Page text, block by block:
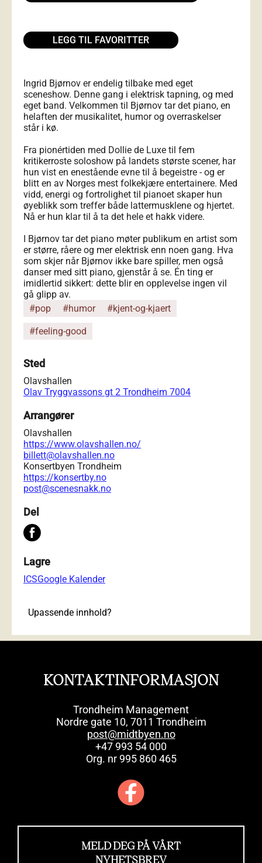
LEGG TIL FAVORITTER
Ingrid Bjørnov er endelig tilbake med eget
sceneshow. Denne gang i elektrisk tapning, og med
eget band. Velkommen til Bjørnov tar det piano, en
helaften der musikalitet, humor og overraskelser
står i kø.
Fra pionértiden med Dollie de Luxe til fem
kritikerroste soloshow på landets største scener, har
hun vist en enestående evne til å begeistre - og er
blitt en av Norges mest folkekjære entertainere. Med
vidd, energi og fortrolighet til pianoet skaper hun
øyeblikk som treffer både lattermusklene og hjertet.
Nå er hun klar til å ta det hele et hakk videre.
I Bjørnov tar det piano møter publikum en artist som
er større, råere og mer elektrisk enn noen gang. Hva
som skjer når Bjørnov ikke bare spiller, men også
danser med sitt piano, gjenstår å se. Én ting er
imidlertid sikkert: dette blir en opplevelse ingen vil
gå glipp av.
#pop
#humor #kjent-og-kjaert
#feeling-good
Sted
Olavshallen
Olav Tryggvassons gt 2 Trondheim 7004
Arrangører
Olavshallen
https://www.olavshallen.no/
billett@olavshallen.no
Konsertbyen Trondheim
https://konsertby.no
post@scenesnakk.no
Del
Lagre
ICSGoogle Kalender
Upassende innhold?
KONTAKTINFORMASJON
Trondheim Management
Nordre gate 10, 7011 Trondheim
post@midtbyen.no
+47 993 54 000
Org. nr 995 860 465
MELD DEG PÅ VÅRT
NYHETSBREV